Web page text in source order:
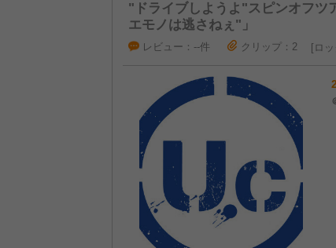
"ドライブしようよ"スピンオフツ
エモノは逃さねぇ"」
レビュー：--件 クリップ：2 ロッ